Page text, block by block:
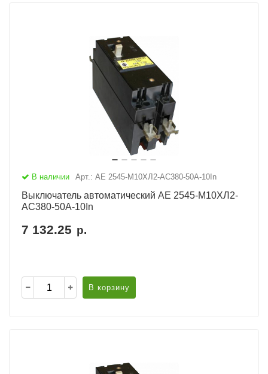
В наличии Арт.: АЕ 2545-М10ХЛ2-AC380-50А-10In
Выключатель автоматический АЕ 2545-М10ХЛ2-
AC380-50А-10In
7 132.25 р.
В корзину